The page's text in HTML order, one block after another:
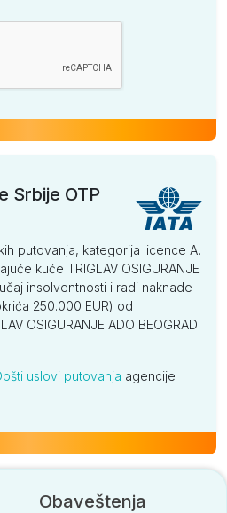
Srbije OTP
putovanja, kategorija licence A.
kuće TRIGLAV OSIGURANJE
insolventnosti i radi naknade
250.000 EUR) od
OSIGURANJE ADO BEOGRAD
uslovi putovanja agencije
Obaveštenja